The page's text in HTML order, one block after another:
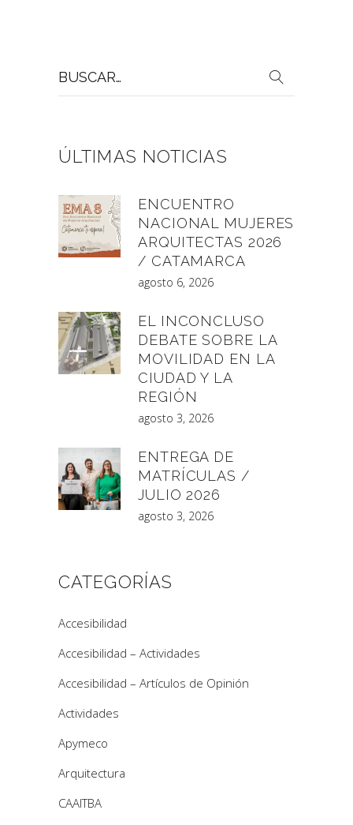
por:
ÚLTIMAS NOTICIAS
ENCUENTRO
NACIONAL MUJERES
ARQUITECTAS 2026
/ CATAMARCA
agosto 6, 2026
EL INCONCLUSO
DEBATE SOBRE LA
MOVILIDAD EN LA
CIUDAD Y LA
REGIÓN
agosto 3, 2026
ENTREGA DE
MATRÍCULAS /
JULIO 2026
agosto 3, 2026
CATEGORÍAS
Accesibilidad
Accesibilidad – Actividades
Accesibilidad – Artículos de Opinión
Actividades
Apymeco
Arquitectura
CAAITBA